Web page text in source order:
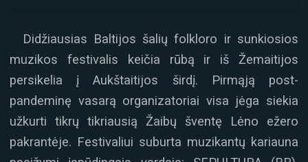
Didžiausias Baltijos šalių folkloro ir sunkiosios
muzikos festivalis keičia rūbą ir iš Žemaitijos
persikelia į Aukštaitijos širdį. Pirmąją post-
pandeminę vasarą organizatoriai visa jėga siekia
užkurti tikrų tikriausią Žaibų šventę Lėno ežero
pakrantėje. Festivaliui suburta muzikantų kariauna